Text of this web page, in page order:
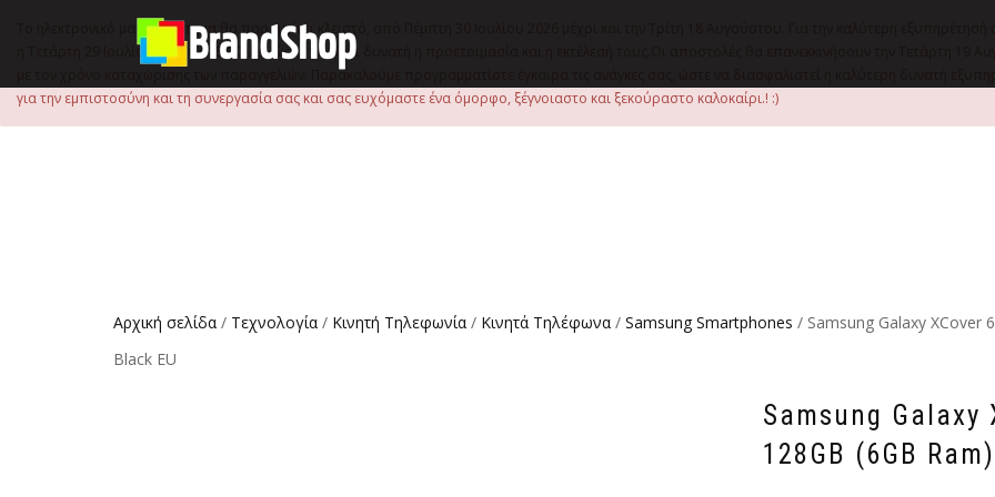
Το ηλεκτρονικό μας κατάστημα θα παραμείνει κλειστό, από Πέμπτη 30 Ιουλίου 2026 μέχρι και την Τρίτη 18 Αυγούστου. Για την καλύτερη
η Τετάρτη 29 Ιουλίου, έως τις 15:00 μ.μ., ώστε να είναι δυνατή η προετοιμασία και η εκτέλεσή τους.Οι αποστολές θα επανεκκινήσουν την Τετάρτη
με τον χρόνο καταχώρισης των παραγγελιών. Παρακαλούμε προγραμματίστε έγκαιρα τις ανάγκες σας, ώστε να διασφαλιστεί η καλύτερη δυνατή
για την εμπιστοσύνη και τη συνεργασία σας και σας ευχόμαστε ένα όμορφο, ξέγνοιαστο και ξεκούραστο καλοκαίρι.! :)
Αρχική σελίδα / Τεχνολογία / Κινητή Τηλεφωνία / Κινητά Τηλέφωνα / Samsung Smartphones / Samsung Galaxy XCover
Black EU
Samsung Galaxy
128GB (6GB